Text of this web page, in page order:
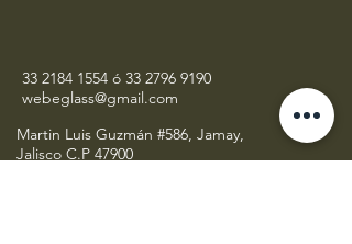
33 2184 1554 ó 33 2796 9190
webeglass@gmail.com
Martin Luis Guzmán #586, Jamay,
Jalisco C.P 47900